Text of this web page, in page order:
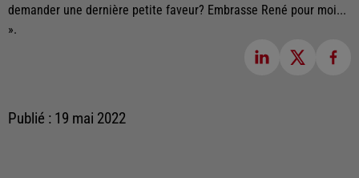
demander une dernière petite faveur? Embrasse René pour moi...
».
Publié : 19 mai 2022